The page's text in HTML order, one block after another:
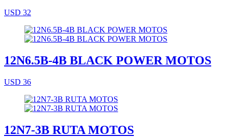
USD 32
12N6.5B-4B BLACK POWER MOTOS
USD 36
12N7-3B RUTA MOTOS